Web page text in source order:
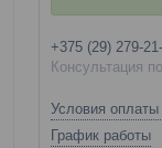
+375 (29) 279-
Консультация
Условия оплаты
График работы